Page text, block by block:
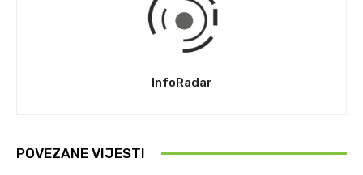
InfoRadar
POVEZANE VIJESTI